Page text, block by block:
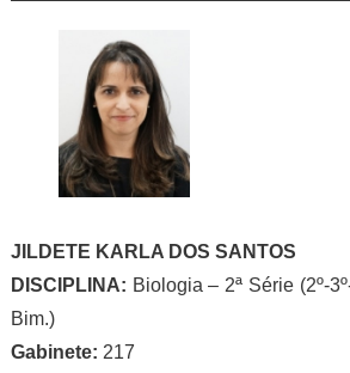
JILDETE KARLA DOS SANTOS
DISCIPLINA: Biologia – 2ª Série (2º-
Bim.)
Gabinete: 217